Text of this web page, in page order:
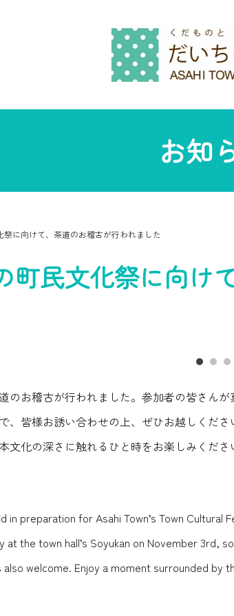
お知
祭に向けて、茶道のお稽古が行われました
町民文化祭に向け
のお稽古が行われました。参加者の皆さん
皆様お誘い合わせの上、ぜひお越しくだ
文化の深さに触れるひと時をお楽しみくだ
preparation for Asahi Town’s Town Cultural
at the town hall’s Soyukan on November
welcome. Enjoy a moment surrounded